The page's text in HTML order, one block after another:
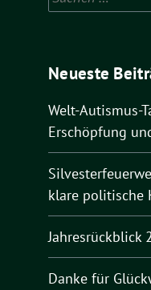
nach:
Neueste
Welt-Autismus-
Erschöpfung
klare politische
Jahresrückblick
Danke für